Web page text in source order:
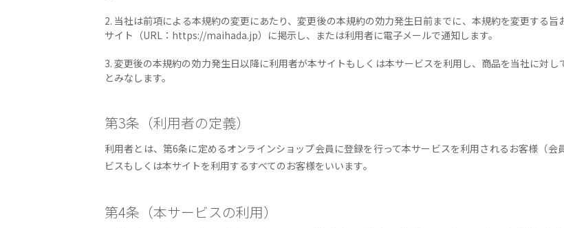
2. 当社は前項による本規約の変更にあたり、変更後の本規約の効力発生日前までに、本規約を変更する
サイト（URL：https://maihada.jp）に掲示し、または利用者に電子メールで通知します。
3. 変更後の本規約の効力発生日以降に利用者が本サイトもしくは本サービスを利用し、商品を当社に対
とみなします。
第3条（利用者の定義）
利用者とは、第6条に定めるオンラインショップ会員に登録を行って本サービスを利用されるお客様（
ビスもしくは本サイトを利用するすべてのお客様をいいます｡
第4条（本サービスの利用）